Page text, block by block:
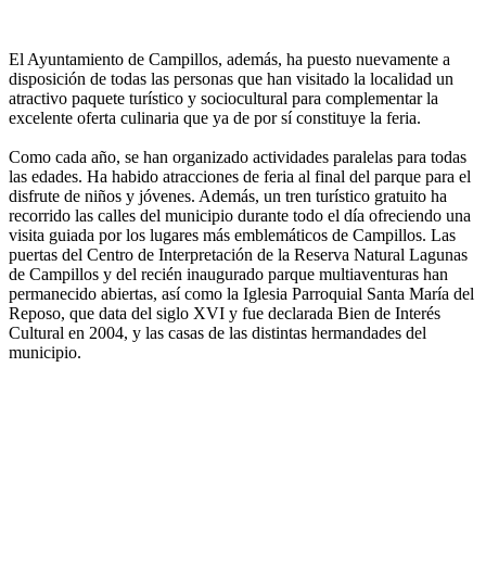
El Ayuntamiento de Campillos, además, ha puesto nuevamente a
disposición de todas las personas que han visitado la localidad un
atractivo paquete turístico y sociocultural para complementar la
excelente oferta culinaria que ya de por sí constituye la feria.
Como cada año, se han organizado actividades paralelas para todas
las edades. Ha habido atracciones de feria al final del parque para el
disfrute de niños y jóvenes. Además, un tren turístico gratuito ha
recorrido las calles del municipio durante todo el día ofreciendo una
visita guiada por los lugares más emblemáticos de Campillos. Las
puertas del Centro de Interpretación de la Reserva Natural Lagunas
de Campillos y del recién inaugurado parque multiaventuras han
permanecido abiertas, así como la Iglesia Parroquial Santa María del
Reposo, que data del siglo XVI y fue declarada Bien de Interés
Cultural en 2004, y las casas de las distintas hermandades del
municipio.